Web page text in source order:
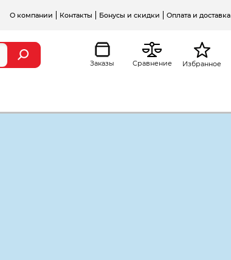
О компании Контакты Бонусы и скидки Оплата и доставка
Заказы Сравнение Избранное